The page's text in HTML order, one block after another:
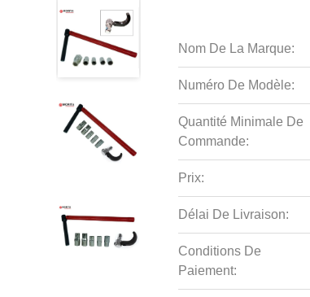
Nom De La Marque:
Numéro De Modèle:
Quantité Minimale De
Commande:
Prix:
Délai De Livraison:
Conditions De
Paiement: